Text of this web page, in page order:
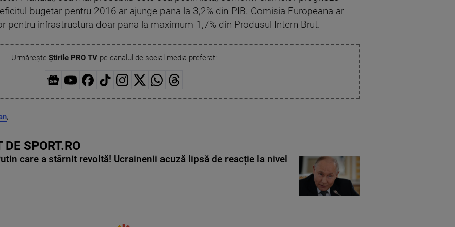
bugetar pentru 2016 ar ajunge pana la 3,2% din PIB. Comisia Europeana ar
pentru infrastructura doar pana la maximum 1,7% din Produsul Intern Brut.
Urmărește Știrile PRO TVpe canalul de social media preferat:
,
SPORT.RO
care a stârnit revoltă! Ucrainenii acuză lipsă de reacție la nivel